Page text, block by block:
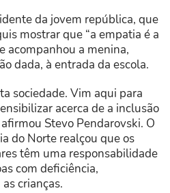
da jovem república, que
mostrar que “a empatia é a
acompanhou a menina,
dada, à entrada da escola.
sociedade. Vim aqui para
acerca de a inclusão
Stevo Pendarovski. O
do Norte realçou que os
têm uma responsabilidade
com deficiência,
crianças.